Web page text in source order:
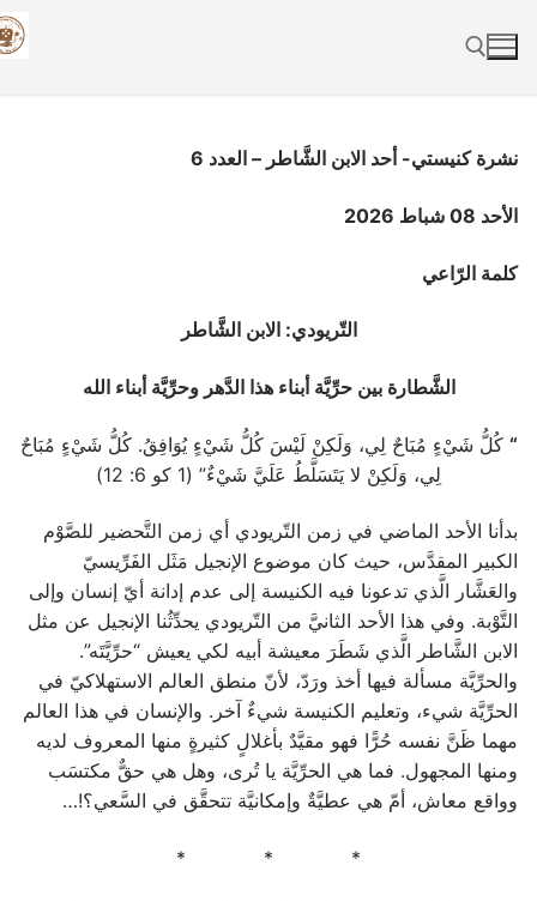
Skip
to
Search for:
نشرة كنيستي- أحد الابن الشَّاطر – العدد 6
الأحد 08 شباط 2026
كلمة الرّاعي
التّريودي: الابن الشَّاطر
الشَّطارة بين حرِّيَّة أبناء هذا الدَّهر وحرِّيَّة أبناء الله
“ كُلُّ شَيْءٍ مُبَاحٌ لِي، وَلَكِنْ لَيْسَ كُلُّ شَيْءٍ يُوَافِقُ. كُلُّ شَيْءٍ مُبَاحٌ
لِي، وَلَكِنْ لا يَتَسَلَّطُ عَلَيَّ شَيْءٌ” (1 كو 6: 12)
بدأنا الأحد الماضي في زمن التّريودي أي زمن التَّحضير للصَّوْم
الكبير المقدَّس، حيث كان موضوع الإنجيل مَثَل الفَرِّيسيّ
والعَشَّار الَّذي تدعونا فيه الكنيسة إلى عدم إدانة أيّ إنسان وإلى
التَّوْبة. وفي هذا الأحد الثانيَّ من التّريودي يحدِّثُنا الإنجيل عن مثل
الابن الشَّاطر الَّذي شَطَرَ معيشة أبيه لكي يعيش “حرِّيَّتَه”.
والحرِّيَّة مسألة فيها أخذ ورَدّ، لأنّ منطق العالم الاستهلاكيّ في
الحرِّيَّة شيء، وتعليم الكنيسة شيءٌ آخر. والإنسان في هذا العالم
مهما ظَنَّ نفسه حُرًّا فهو مقيَّدٌ بأغلالٍ كثيرةٍ منها المعروف لديه
ومنها المجهول. فما هي الحرِّيَّة يا تُرى، وهل هي حقٌّ مكتسَب
وواقع معاش، أمّ هي عطيَّةٌ وإمكانيَّة تتحقَّق في السَّعي؟!…
* * *